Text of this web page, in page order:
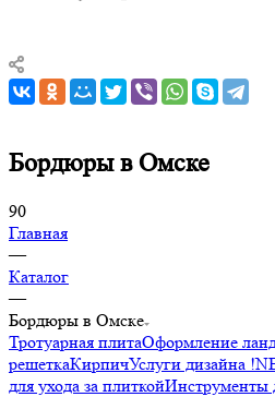
Бордюры в Омске
90
Главная
—
Каталог
—
Бордюры в Омске
Тротуарная плитаОформление
решеткаКирпичУслуги дизайна
для ухода за плиткойИнструменты